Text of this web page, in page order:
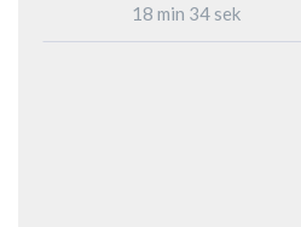
18 min 34 sek